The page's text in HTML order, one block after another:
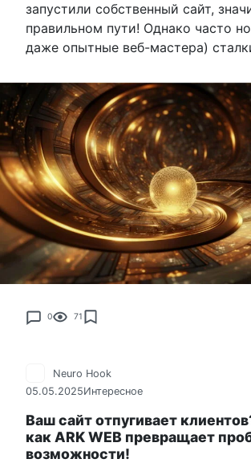
запустили собственный сайт,
правильном пути! Однако часто
даже опытные веб-мастера)
0 71
Neuro Hook
05.05.2025Интересное
Ваш сайт отпугивает
как ARK WEB превращает
возможности!